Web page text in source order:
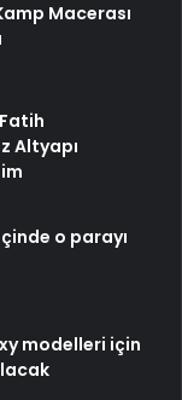
Macerası
Altyapı
o parayı
modelleri için